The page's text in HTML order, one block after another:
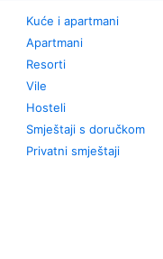
Kuće i apartmani
Apartmani
Resorti
Vile
Hosteli
Smještaji s doručkom
Privatni smještaji